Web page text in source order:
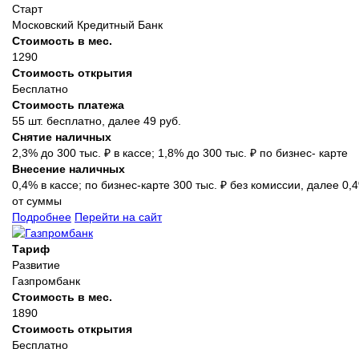
Старт
Московский Кредитный Банк
Стоимость в мес.
1290
Стоимость открытия
Бесплатно
Стоимость платежа
55 шт. бесплатно, далее 49 руб.
Снятие наличных
2,3% до 300 тыс. ₽ в кассе; 1,8% до 300 тыс. ₽ по бизнес- карте
Внесение наличных
0,4% в кассе; по бизнес-карте 300 тыс. ₽ без комиссии, далее
от суммы
Подробнее Перейти на сайт
Тариф
Развитие
Газпромбанк
Стоимость в мес.
1890
Стоимость открытия
Бесплатно